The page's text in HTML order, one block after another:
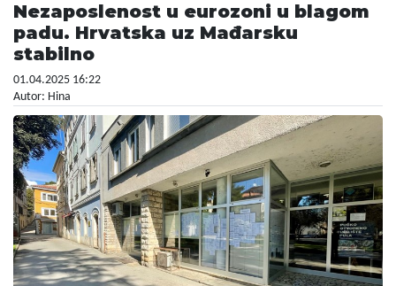
Nezaposlenost u eurozoni u blagom
padu. Hrvatska uz Mađarsku
stabilno
01.04.2025 16:22
Autor: Hina